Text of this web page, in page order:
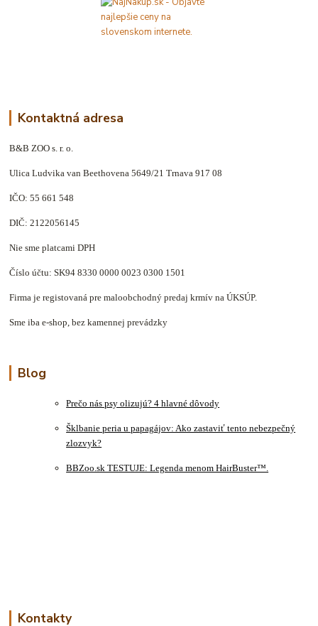
Kontaktná adresa
B&B ZOO s. r. o.
Ulica Ludvika van Beethovena 5649/21 Trnava 917 08
IČO: 55 661 548
DIČ: 2122056145
Nie sme platcami DPH
Číslo účtu: SK94 8330 0000 0023 0300 1501
Firma je registovaná pre maloobchodný predaj krmív na ÚKSÚP.
Sme iba e-shop, bez kamennej prevádzky
Blog
Prečo nás psy olizujú? 4 hlavné dôvody
Šklbanie peria u papagájov: Ako zastaviť tento nebezpečný
zlozvyk?
BBZoo.sk TESTUJE: Legenda menom HairBuster™.
Kontakty